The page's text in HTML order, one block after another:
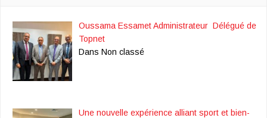
Oussama Essamet Administrateur Délégué de
Topnet
Dans Non classé
Une nouvelle expérience alliant sport et bien-